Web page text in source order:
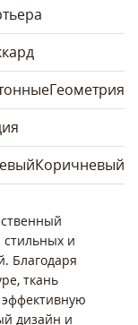
Геометрия
Коричневый
стильных и
Благодаря
ткань
дизайн и